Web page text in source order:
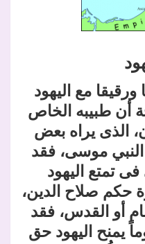
مع اليهود
أن طبيبه الخاص
الذى يراه بعض
النبي موسى، فقد
تمتع اليهود
حكم صلاح الدين،
أو القدس، فقد
يمنح اليهود حق